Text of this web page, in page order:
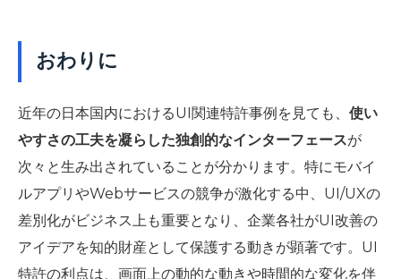
おわりに
近年の日本国内におけるUI関連特許事例を見ても、 使い
やすさの工夫を凝らした独創的なインターフェースが
次々と生み出されていることが分かります。特にモバイ
ルアプリやWebサービスの競争が激化する中、UI/UXの
差別化がビジネス上も重要となり、企業各社がUI改善の
アイデアを知的財産として保護する動きが顕著です。UI
特許の利点は、画面上の動的な動きや時間的な変化を伴